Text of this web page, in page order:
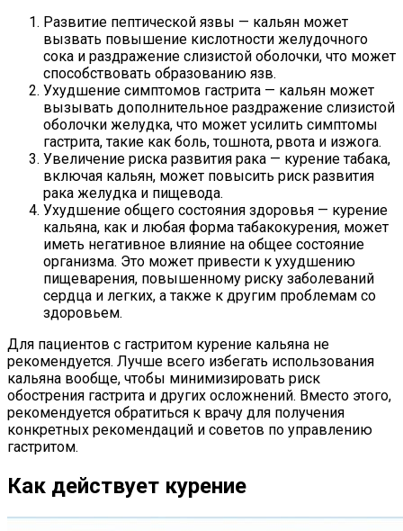
Развитие пептической язвы — кальян может
вызвать повышение кислотности желудочного
сока и раздражение слизистой оболочки, что может
способствовать образованию язв.
Ухудшение симптомов гастрита — кальян может
вызывать дополнительное раздражение слизистой
оболочки желудка, что может усилить симптомы
гастрита, такие как боль, тошнота, рвота и изжога.
Увеличение риска развития рака — курение табака,
включая кальян, может повысить риск развития
рака желудка и пищевода.
Ухудшение общего состояния здоровья — курение
кальяна, как и любая форма табакокурения, может
иметь негативное влияние на общее состояние
организма. Это может привести к ухудшению
пищеварения, повышенному риску заболеваний
сердца и легких, а также к другим проблемам со
здоровьем.
Для пациентов с гастритом курение кальяна не
рекомендуется. Лучше всего избегать использования
кальяна вообще, чтобы минимизировать риск
обострения гастрита и других осложнений. Вместо этого,
рекомендуется обратиться к врачу для получения
конкретных рекомендаций и советов по управлению
гастритом.
Как действует курение